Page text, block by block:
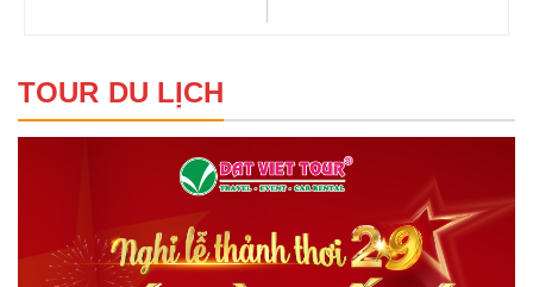
TOUR DU LỊCH